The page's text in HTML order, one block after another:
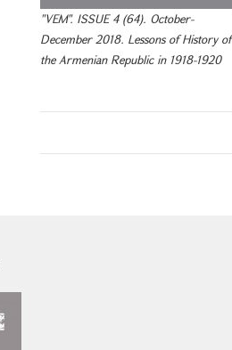
"VEM". ISSUE 4 (64). October-
December 2018. Lessons of History of
the Armenian Republic in 1918-1920